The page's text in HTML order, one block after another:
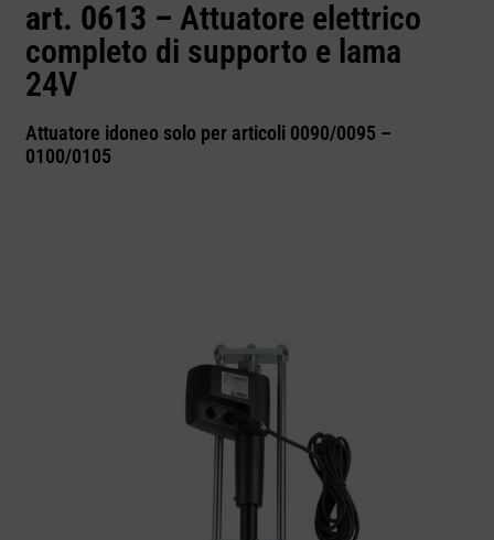
art. 0613 – Attuatore elettrico
completo di supporto e lama
24V
Attuatore idoneo solo per articoli 0090/0095 –
0100/0105